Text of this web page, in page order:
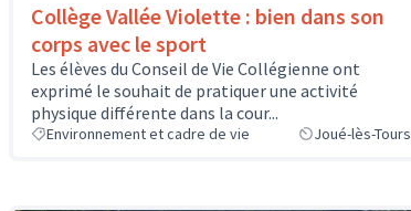
Collège Vallée Violette : bien dans son
corps avec le sport
Les élèves du Conseil de Vie Collégienne ont
exprimé le souhait de pratiquer une activité
physique différente dans la cour...
Environnement et cadre de vie Joué-lès-Tours